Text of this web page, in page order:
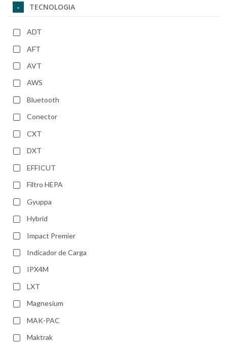
TECNOLOGIA
ADT
AFT
AVT
AWS
Bluetooth
Conector
CXT
DXT
EFFICUT
Filtro HEPA
Gyuppa
Hybrid
Impact Premier
Indicador de Carga
IPX4M
LXT
Magnesium
MAK-PAC
Maktrak